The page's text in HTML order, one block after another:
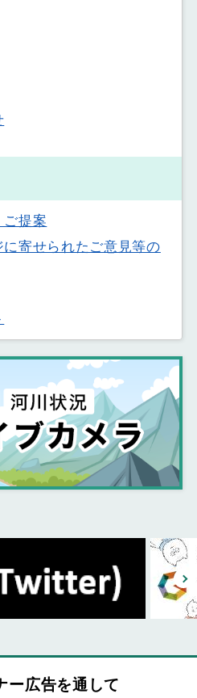
提案
寄せられたご意見等の
ー広告を通して